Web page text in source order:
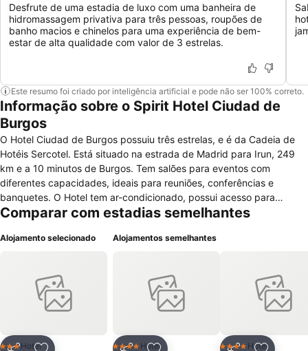
Desfrute de uma estadia de luxo com uma banheira de
hidromassagem privativa para três pessoas, roupões de
banho macios e chinelos para uma experiência de bem-
estar de alta qualidade com valor de 3 estrelas.
Este resumo foi criado por inteligência artificial e pode não ser 100% correto.
Informação sobre o Spirit Hotel Ciudad de
Burgos
O Hotel Ciudad de Burgos possuiu três estrelas, e é da Cadeia de
Hotéis Sercotel. Está situado na estrada de Madrid para Irun, 249
km e a 10 minutos de Burgos. Tem salões para eventos com
diferentes capacidades, ideais para reuniões, conferências e
banquetes. O Hotel tem ar-condicionado, possui acesso para
pessoas com mobilidade reduzida, estacionamento, ginásio,
Para os hóspedes que gostam de praticar desporto, está disponível
restaurante de segunda a sexta-feira e com pratos gastronómicos
locais e castelhanos. O pequeno almoço é serviço de buffet. Dispõe
de 126 quartos, que são exteriores e insonorizados sendo dois
kit de ar condicionado e aquecimento, casa de banho privativa com
Comparar com estadias semelhantes
Alojamento selecionado
Hotel
Alojamentos semelhantes
Hotel Hotel